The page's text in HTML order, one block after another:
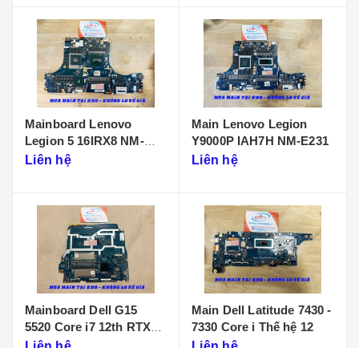
Mainboard Lenovo
Legion 5 16IRX8 NM-
F901
Liên hệ
Main Lenovo Legion
Y9000P IAH7H NM-E231
Liên hệ
Mainboard Dell G15
5520 Core i7 12th RTX
3050 LA-655P
Main Dell Latitude 7430 -
7330 Core i Thế hệ 12